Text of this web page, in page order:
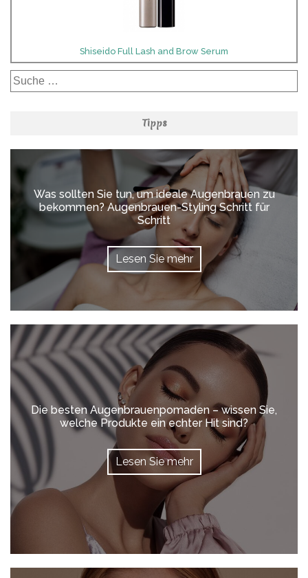
Shiseido Full Lash and Brow Serum
Suche
nach:
Tipps
Was sollten Sie tun, um ideale Augenbrauen zu
bekommen? Augenbrauen-Styling Schritt für
Schritt
Lesen Sie mehr
Die besten Augenbrauenpomaden – wissen Sie,
welche Produkte ein echter Hit sind?
Lesen Sie mehr